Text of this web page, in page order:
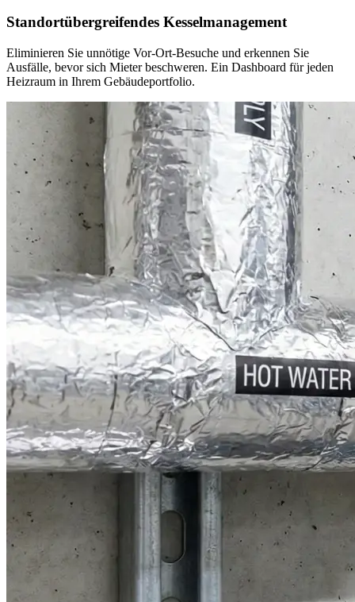
Standortübergreifendes Kesselmanagement
Eliminieren Sie unnötige Vor-Ort-Besuche und erkennen Sie
Ausfälle, bevor sich Mieter beschweren. Ein Dashboard für jeden
Heizraum in Ihrem Gebäudeportfolio.